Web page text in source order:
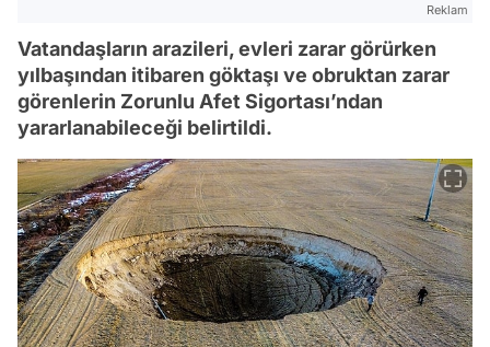
Reklam
Vatandaşların arazileri, evleri zarar görürken
yılbaşından itibaren göktaşı ve obruktan zarar
görenlerin Zorunlu Afet Sigortası’ndan
yararlanabileceği belirtildi.